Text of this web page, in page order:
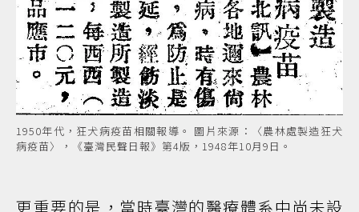
1950年代，狂犬病疫苗相關報導。 圖片來源：〈農林處製造狂犬
病疫苗〉，《臺灣民聲日報》第4版，1948年10月9日。
更重要的是，當時臺灣的醫療體系中尚未設